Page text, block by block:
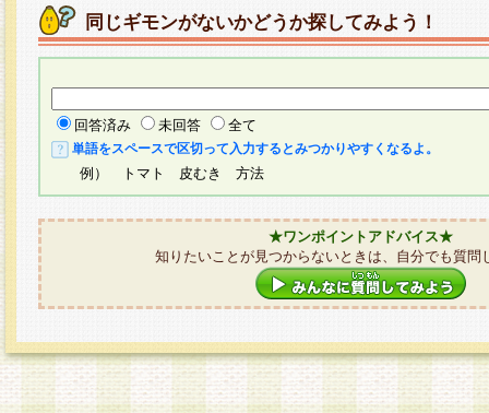
同じギモンがないかどうか探してみよう！
回答済み 未回答 全て
単語をスペースで区切って入力するとみつかりやすくなるよ。
例） トマト 皮むき 方法
★ワンポイントアドバイス★
知りたいことが見つからないときは、自分でも質問